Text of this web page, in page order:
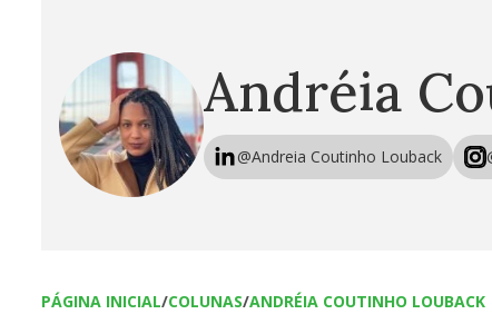
Andréia
@Andreia Coutinho Louback
PÁGINA INICIAL/COLUNAS/ANDRÉIA COUTINHO LOUBACK